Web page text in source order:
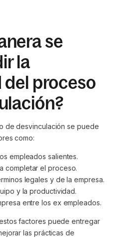
se
la
proceso
de desvinculación se puede
como:
empleados salientes.
completar el proceso.
legales y de la empresa.
y la productividad.
entre los ex empleados.
factores puede entregar
las prácticas de